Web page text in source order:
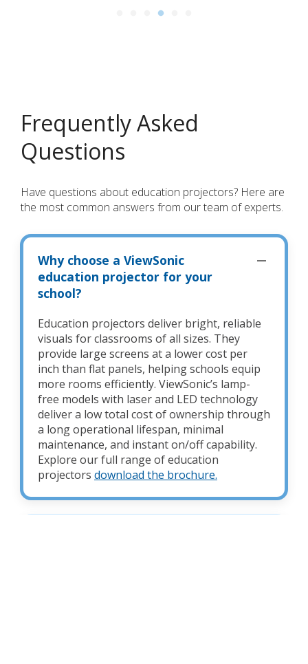
Frequently Asked
Questions
Have questions about education projectors? Here are
the most common answers from our team of experts.
Why choose a ViewSonic
education projector for your
school?
Education projectors deliver bright, reliable
visuals for classrooms of all sizes. They
provide large screens at a lower cost per
inch than flat panels, helping schools equip
more rooms efficiently. ViewSonic’s lamp-
free models with laser and LED technology
deliver a low total cost of ownership through
a long operational lifespan, minimal
maintenance, and instant on/off capability.
Explore our full range of education
projectors download the brochure.